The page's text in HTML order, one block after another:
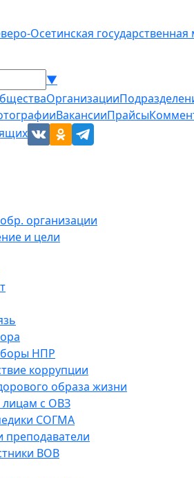
Осетинская
▼
Организации
ВакансииПрайсы
организации
и цели
НПР
коррупции
образа жизни
с ОВЗ
СОГМА
преподаватели
ВОВ